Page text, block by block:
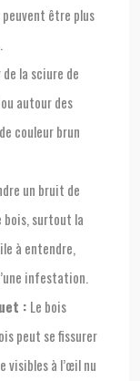
être plus
la sciure de
autour des
couleur brun
un bruit de
bois, surtout la
à entendre,
infestation.
: Le bois
peut se fissurer
visibles à l’œil nu